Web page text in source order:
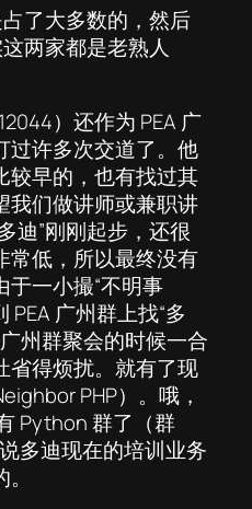
了大多数的，然后
两家都是老熟人
）还作为 PEA 广
过许多次交道了。他
较早的，也有找过其
我们做讲师或兼职讲
迪”刚刚起步，还很
常低，所以最终没有
于一小撮“不明事
PEA 广州群上找“多
州群聚会的时候一合
省得烦扰。就有了现
PHP）。哦，
Python 群了（群
多迪现在的培训业务